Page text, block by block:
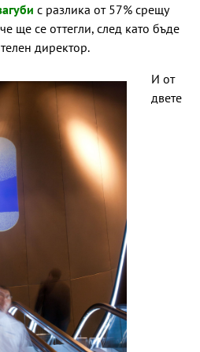
с разлика от 57% срещу
че ще се оттегли, след като бъде
директор.
И от
двете